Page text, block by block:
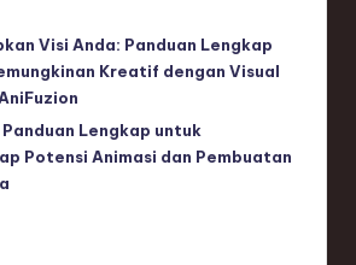
Visi Anda: Panduan Lengkap
Kreatif dengan Visual
Lengkap untuk
Potensi Animasi dan Pembuatan